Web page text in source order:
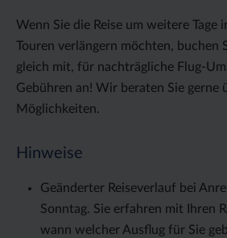
Wenn Sie die Reise um weitere Tage
Touren verlängern möchten, buchen
gleich mit, für nachträgliche Flug-
Gebühren an! Wir beraten Sie gerne
Möglichkeiten.
Hinweise
Geänderter Reiseverlauf bei
Sonntag. Sie erfahren mit Ihren
wann welcher Ausflug für Sie